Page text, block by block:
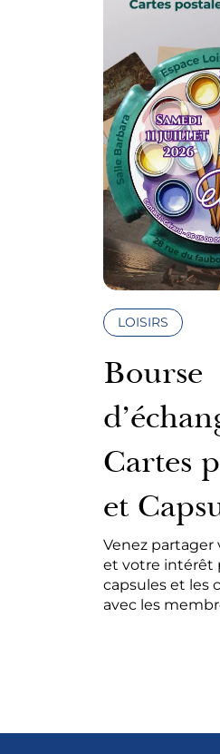
LOISIRS
Bourse
Cartes
et
Venez partager
et votre intérêt
capsules et les
avec les